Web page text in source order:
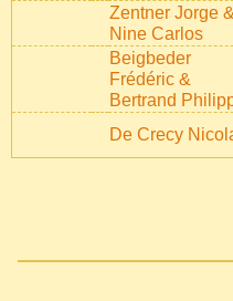
Zentner Jorge &
Nine Carlos
Beigbeder
Frédéric &
Bertrand
De Crecy